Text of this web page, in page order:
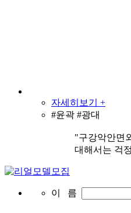
자세히보기 +
#윤곽 #광대
"구강악안면
대해서는 걱
이 름